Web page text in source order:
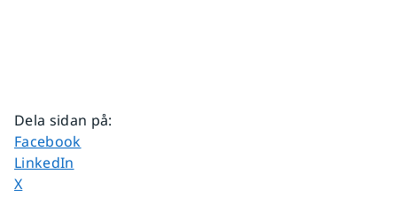
Dela sidan på:
Dela sidan på
Facebook
Dela sidan på
LinkedIn
Dela sidan på
X